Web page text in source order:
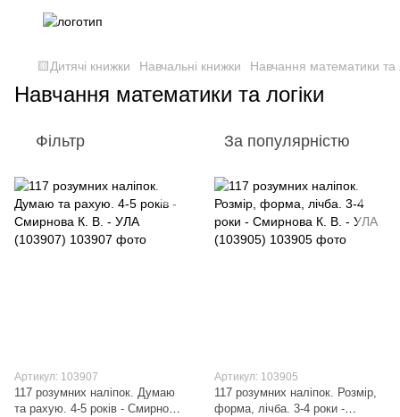
🟨Дитячі книжки Навчальні книжки Навчання математики та
Навчання математики та логіки
Фільтр За популярністю
Артикул: 103907
117 розумних наліпок. Думаю
та рахую. 4-5 років - Смирнова
Артикул: 103905
117 розумних наліпок. Розмір,
форма, лічба. 3-4 роки -